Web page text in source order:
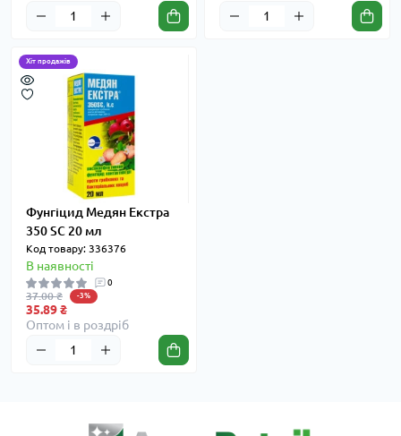
Хіт продажів
Фунгіцид Медян Екстра
350 SC 20 мл
Код товару: 336376
В наявності
0
37.00 ₴ -3%
35.89 ₴
Оптом і в роздріб